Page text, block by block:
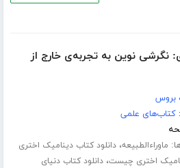
نگرشی نوین به تجربه‌ی خارج از
بروس
کتاب‌های علمی
ماوراءالطبیعه،دانلود کتاب دینامیک اختری
اختری چیست،دانلود کتاب دنیای